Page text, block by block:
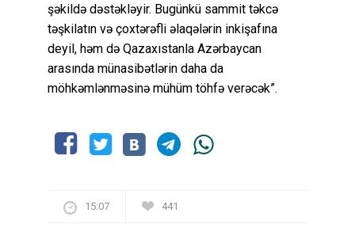
şəkildə dəstəkləyir. Bugünkü sammit təkcə
təşkilatın və çoxtərəfli əlaqələrin inkişafına
deyil, həm də Qazaxıstanla Azərbaycan
arasında münasibətlərin daha da
möhkəmlənməsinə mühüm töhfə verəcək”.
15:07 441